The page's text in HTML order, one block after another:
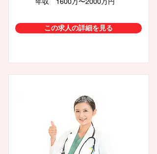
この求人の詳細を見る
徳島県徳島市